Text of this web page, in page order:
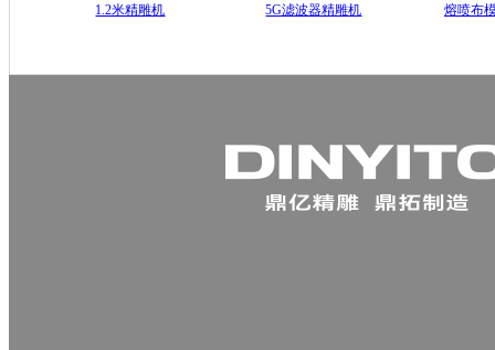
1.2米精雕机 5G滤波器精雕机 熔喷布